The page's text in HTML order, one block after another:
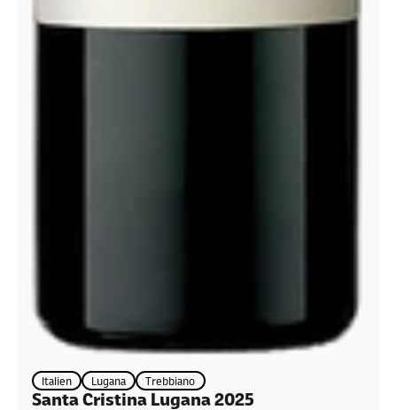
Italien Lugana Trebbiano
Santa Cristina Lugana 2025